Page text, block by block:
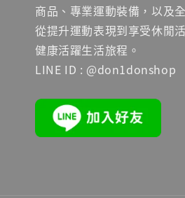
商品、專業運動裝備，以及
從提升運動表現到享受休閒
健康活躍生活旅程。
LINE ID : @don1donshop